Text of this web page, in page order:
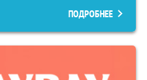
ПОДРОБНЕЕ